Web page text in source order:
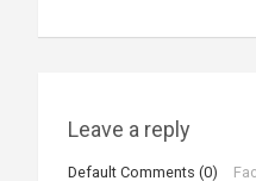
v
Leave a reply
Default Comments (0)